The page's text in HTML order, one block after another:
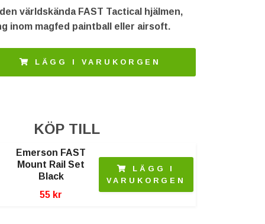
världskända FAST Tactical hjälmen,
inom magfed paintball eller airsoft.
LÄGG I VARUKORGEN
KÖP TILL
Emerson FAST
Mount Rail Set
Black
55 kr
LÄGG I
VARUKORGEN